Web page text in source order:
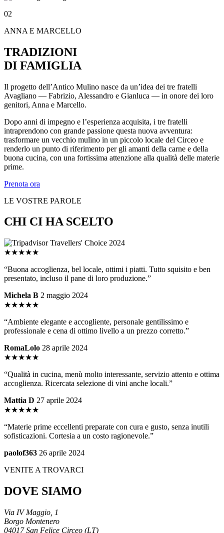
02
ANNA E MARCELLO
TRADIZIONI
DI FAMIGLIA
Il progetto dell’Antico Mulino nasce da un’idea dei tre fratelli
Avagliano — Fabrizio, Alessandro e Gianluca — in onore dei loro
genitori, Anna e Marcello.
Dopo anni di impegno e l’esperienza acquisita, i tre fratelli
intraprendono con grande passione questa nuova avventura:
trasformare un vecchio mulino in un piccolo locale del Circeo e
renderlo un punto di riferimento per gli amanti della carne e della
buona cucina, con una fortissima attenzione alla qualità delle materie
prime.
Prenota ora
LE VOSTRE PAROLE
CHI CI HA SCELTO
★★★★★
“Buona accoglienza, bel locale, ottimi i piatti. Tutto squisito e ben
presentato, incluso il pane di loro produzione.”
Michela B 2 maggio 2024
★★★★★
“Ambiente elegante e accogliente, personale gentilissimo e
professionale e cena di ottimo livello a un prezzo corretto.”
RomaLolo 28 aprile 2024
★★★★★
“Qualità in cucina, menù molto interessante, servizio attento e ottima
accoglienza. Ricercata selezione di vini anche locali.”
Mattia D 27 aprile 2024
★★★★★
“Materie prime eccellenti preparate con cura e gusto, senza inutili
sofisticazioni. Cortesia a un costo ragionevole.”
paolof363 26 aprile 2024
VENITE A TROVARCI
DOVE SIAMO
Via IV Maggio, 1
Borgo Montenero
04017 San Felice Circeo (LT)